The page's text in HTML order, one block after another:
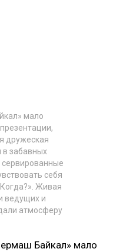
мало
дружеская
в забавных
сервированные
себя
Живая
ведущих и
атмосферу
Байкал» мало